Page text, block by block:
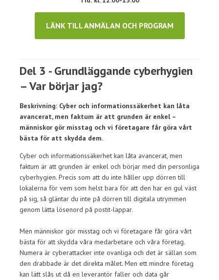
LÄNK TILL ANMÄLAN OCH PROGRAM
Del 3 - Grundläggande cyberhygien
– Var börjar jag?
Beskrivning: Cyber och informationssäkerhet kan låta
avancerat, men faktum är att grunden är enkel –
människor gör misstag och vi företagare får göra vårt
bästa för att skydda dem.
Cyber och informationssäkerhet kan låta avancerat, men
faktum är att grunden är enkel och börjar med din personliga
cyberhygien. Precis som att du inte håller upp dörren till
lokalerna för vem som helst bara för att den har en gul väst
på sig, så gläntar du inte på dörren till digitala utrymmen
genom lätta lösenord på postit-lappar.
Men människor gör misstag och vi företagare får göra vårt
bästa för att skydda våra medarbetare och våra företag.
Numera är cyberattacker inte ovanliga och det är sällan som
den drabbade är det direkta målet. Men ett mindre företag
kan lätt slås ut då en leverantör faller och data går